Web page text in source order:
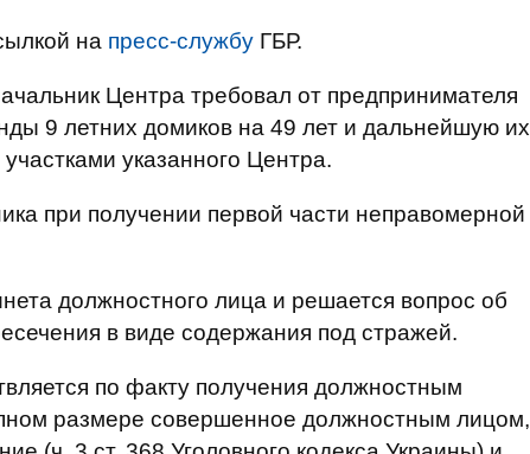
на пресс-службу ГБР.
Центра требовал от предпринимателя
9 летних домиков на 49 лет и дальнейшую их
указанного Центра.
при получении первой части неправомерной
должностного лица и решается вопрос об
в виде содержания под стражей.
по факту получения должностным
размере совершенное должностным лицом,